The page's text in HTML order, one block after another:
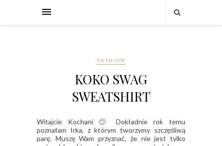
FASHION
KOKO SWAG
SWEATSHIRT
Witajcie Kochani 🙂 Dokładnie rok temu
poznałam Irka, z którym tworzymy szczęśliwą
parę. Muszę Wam przyznać, że nie jest tylko